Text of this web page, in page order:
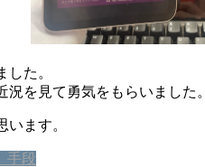
た。
況を見て勇気をもらいました。
います。
手段